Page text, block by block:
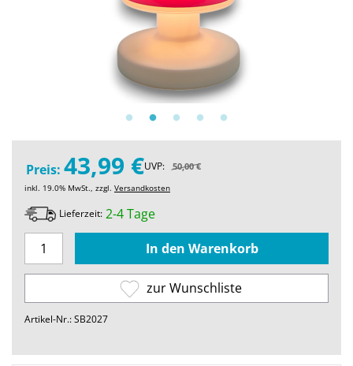
Preis: 43,99 €UVP: 50,00 €
inkl. 19.0% MwSt., zzgl. Versandkosten
Lieferzeit: 2-4 Tage
zur Wunschliste
Artikel-Nr.: SB2027